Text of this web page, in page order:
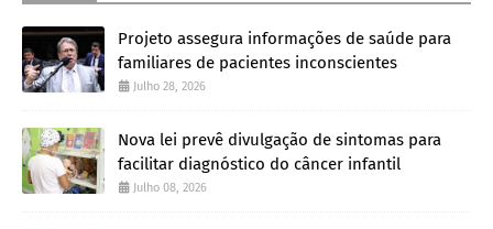
Projeto assegura informações de saúde para
familiares de pacientes inconscientes
Julho 28, 2026
Nova lei prevê divulgação de sintomas para
facilitar diagnóstico do câncer infantil
Julho 08, 2026